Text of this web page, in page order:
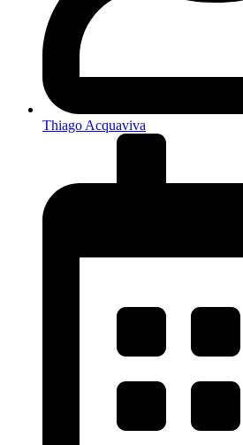
Thiago Acquaviva